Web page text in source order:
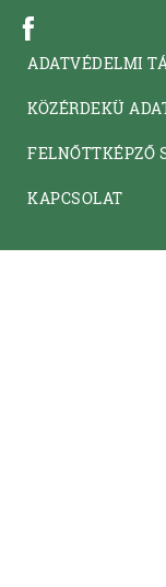
ADATVÉDELMI
KÖZÉRDEKÜ
FELNŐTTKÉPZŐ
KAPCSOLAT